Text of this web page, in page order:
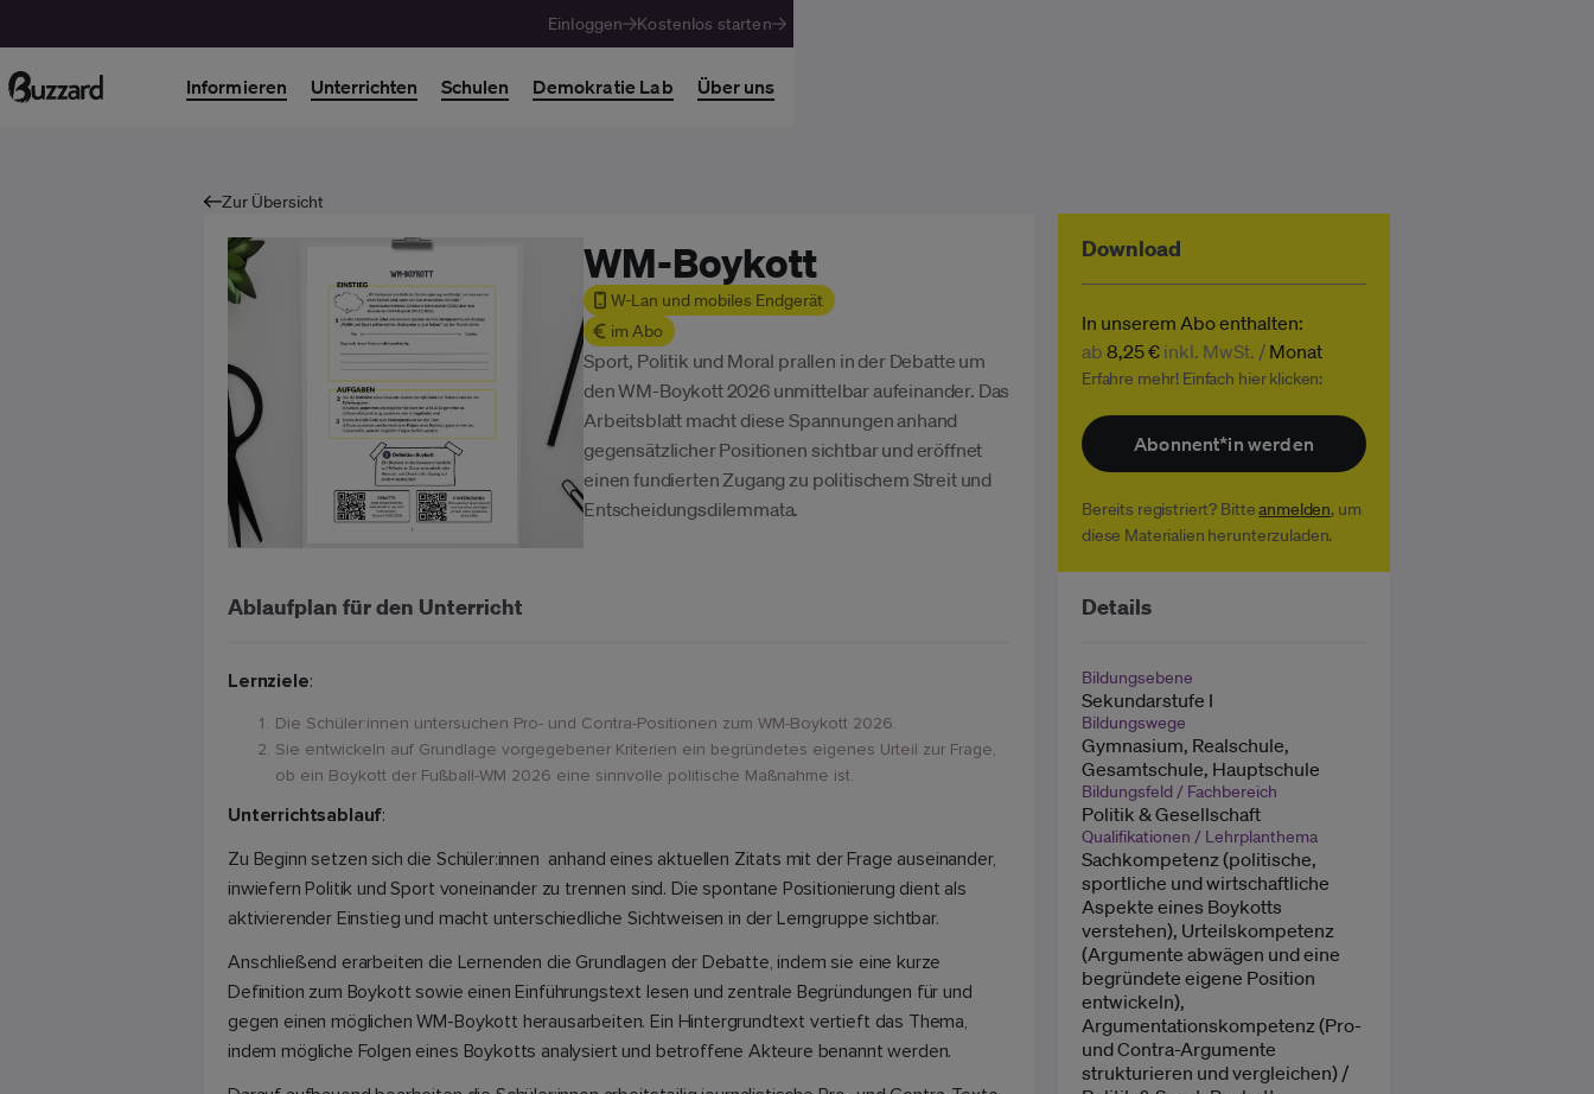
Einloggen Kostenlos starten
Informieren Unterrichten Schulen Demokratie Lab Über uns
Zur Übersicht
WM-Boykott
W-Lan und mobiles Endgerät
im Abo
Sport, Politik und Moral prallen in der Debatte um
den WM-Boykott 2026 unmittelbar aufeinander. Das
Arbeitsblatt macht diese Spannungen anhand
gegensätzlicher Positionen sichtbar und eröffnet
einen fundierten Zugang zu politischem Streit und
Entscheidungsdilemmata.
Download
In unserem Abo enthalten:
ab 8,25 € inkl. MwSt. / Monat
Erfahre mehr! Einfach hier klicken:
Abonnent*in werden
Bereits registriert? Bitteanmelden, um
diese Materialien herunterzuladen.
Ablaufplan für den Unterricht
Lernziele:
Die Schüler:innen untersuchen Pro- und Contra-Positionen zum WM-Boykott 2026.
Sie entwickeln auf Grundlage vorgegebener Kriterien ein begründetes eigenes Urteil zur Frage,
ob ein Boykott der Fußball-WM 2026 eine sinnvolle politische Maßnahme ist.
Unterrichtsablauf:
Zu Beginn setzen sich die Schüler:innen anhand eines aktuellen Zitats mit der Frage auseinander,
inwiefern Politik und Sport voneinander zu trennen sind. Die spontane Positionierung dient als
aktivierender Einstieg und macht unterschiedliche Sichtweisen in der Lerngruppe sichtbar.
Anschließend erarbeiten die Lernenden die Grundlagen der Debatte, indem sie eine kurze
Definition zum Boykott sowie einen Einführungstext lesen und zentrale Begründungen für und
gegen einen möglichen WM-Boykott herausarbeiten. Ein Hintergrundtext vertieft das Thema,
indem mögliche Folgen eines Boykotts analysiert und betroffene Akteure benannt werden.
Details
Bildungsebene
Sekundarstufe I
Bildungswege
Gymnasium, Realschule,
Gesamtschule, Hauptschule
Bildungsfeld / Fachbereich
Politik & Gesellschaft
Qualifikationen / Lehrplanthema
Sachkompetenz (politische,
sportliche und wirtschaftliche
Aspekte eines Boykotts
verstehen), Urteilskompetenz
(Argumente abwägen und eine
begründete eigene Position
entwickeln),
Argumentationskompetenz (Pro-
und Contra-Argumente
strukturieren und vergleichen) /